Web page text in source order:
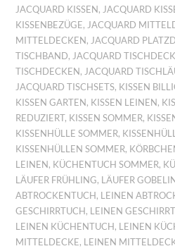
JACQUARD KISSEN , JACQUARD
KISSENBEZÜGE, JACQUARD
MITTELDECKEN , JACQUARD
TISCHBAND, JACQUARD
TISCHDECKEN , JACQUARD
JACQUARD TISCHSETS, KISSEN
KISSEN GARTEN , KISSEN LEINEN ,
REDUZIERT, KISSEN SOMMER,
KISSENHÜLLE SOMMER,
KISSENHÜLLEN SOMMER,
LEINEN , KÜCHENTUCH SOMMER,
LÄUFER FRÜHLING, LÄUFER GOBELIN
ABTROCKENTUCH , LEINEN
GESCHIRRTUCH , LEINEN
LEINEN KÜCHENTUCH , LEINEN
MITTELDECKE, LEINEN